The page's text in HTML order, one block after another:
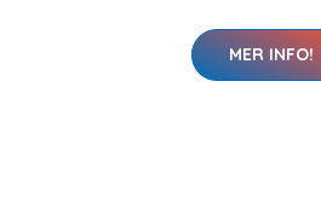
MER INFO!